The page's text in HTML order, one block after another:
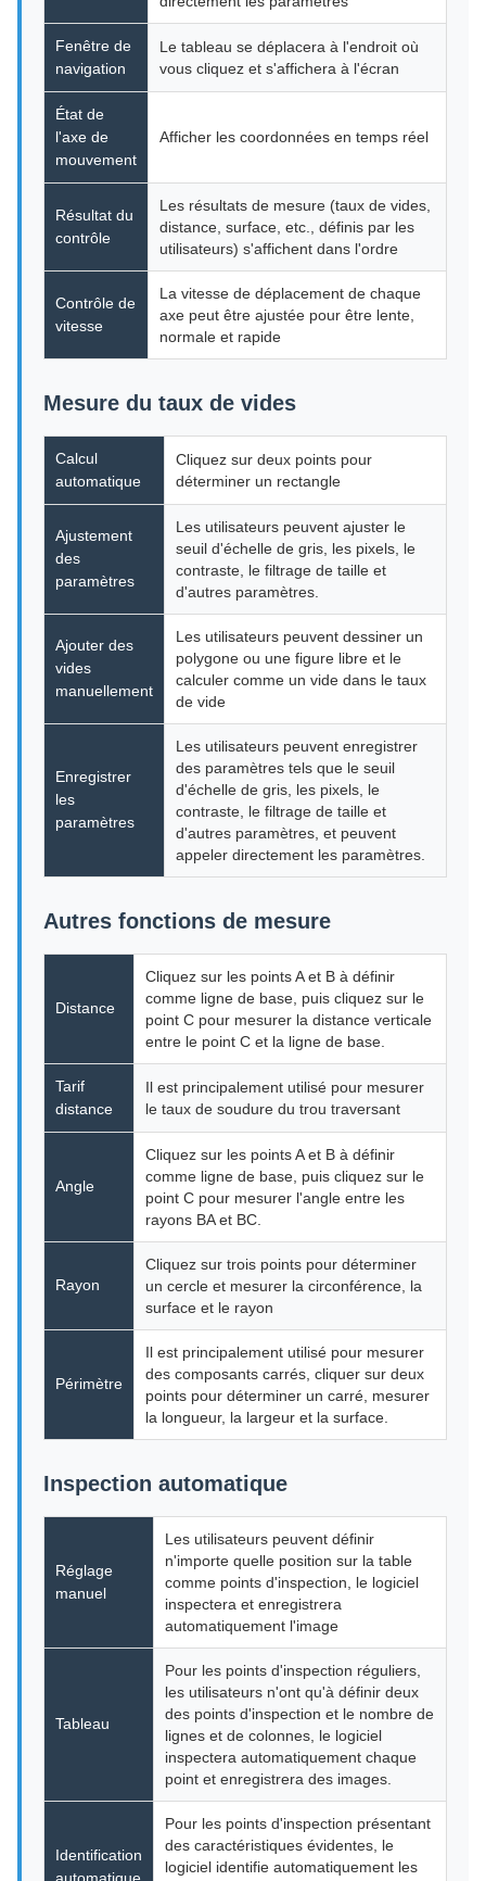
Fenêtre de
navigation
Le tableau se déplacera à l'endroit où
vous cliquez et s'affichera à l'écran
État de
l'axe de
mouvement
Afficher les coordonnées en temps réel
Résultat du
contrôle
Les résultats de mesure (taux de vides,
distance, surface, etc., définis par les
utilisateurs) s'affichent dans l'ordre
Contrôle de
vitesse
La vitesse de déplacement de chaque
axe peut être ajustée pour être lente,
normale et rapide
Mesure du taux de vides
Calcul
automatique
Cliquez sur deux points pour
déterminer un rectangle
Ajustement
des
paramètres
Les utilisateurs peuvent ajuster le
seuil d'échelle de gris, les pixels, le
contraste, le filtrage de taille et
d'autres paramètres.
Ajouter des
vides
manuellement
Les utilisateurs peuvent dessiner un
polygone ou une figure libre et le
calculer comme un vide dans le taux
de vide
Enregistrer
les
paramètres
Les utilisateurs peuvent enregistrer
des paramètres tels que le seuil
d'échelle de gris, les pixels, le
contraste, le filtrage de taille et
d'autres paramètres, et peuvent
appeler directement les paramètres.
Autres fonctions de mesure
Distance
Cliquez sur les points A et B à définir
comme ligne de base, puis cliquez sur le
point C pour mesurer la distance verticale
entre le point C et la ligne de base.
Tarif
distance
Il est principalement utilisé pour mesurer
le taux de soudure du trou traversant
Angle
Cliquez sur les points A et B à définir
comme ligne de base, puis cliquez sur le
point C pour mesurer l'angle entre les
rayons BA et BC.
Rayon
Cliquez sur trois points pour déterminer
un cercle et mesurer la circonférence, la
surface et le rayon
Périmètre
Il est principalement utilisé pour mesurer
des composants carrés, cliquer sur deux
points pour déterminer un carré, mesurer
la longueur, la largeur et la surface.
Inspection automatique
Réglage
manuel
Les utilisateurs peuvent définir
n'importe quelle position sur la table
comme points d'inspection, le logiciel
inspectera et enregistrera
automatiquement l'image
Tableau
Pour les points d'inspection réguliers,
les utilisateurs n'ont qu'à définir deux
des points d'inspection et le nombre de
lignes et de colonnes, le logiciel
inspectera automatiquement chaque
point et enregistrera des images.
Identification
Pour les points d'inspection présentant
des caractéristiques évidentes, le
logiciel identifie automatiquement les